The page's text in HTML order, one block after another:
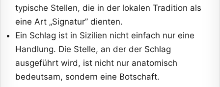
typische Stellen, die in der lokalen Tradition als
eine Art „Signatur” dienten.
Ein Schlag ist in Sizilien nicht einfach nur eine
Handlung. Die Stelle, an der der Schlag
ausgeführt wird, ist nicht nur anatomisch
bedeutsam, sondern eine Botschaft.